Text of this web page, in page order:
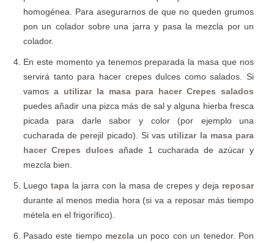
homogénea. Para asegurarnos de que no queden grumos
pon un colador sobre una jarra y pasa la mezcla por un
colador.
En este momento ya tenemos preparada la masa que nos
servirá tanto para hacer crepes dulces como salados. Si
vamos a utilizar la masa para hacer Crepes salados
puedes añadir una pizca más de sal y alguna hierba fresca
picada para darle sabor y color (por ejemplo una
cucharada de perejil picado). Si vas utilizar la masa para
hacer Crepes dulces añade 1 cucharada de azúcar y
mezcla bien.
Luego tapala jarra con la masa de crepes y deja reposar
durante al menos media hora (si va a reposar más tiempo
métela en el frigorífico).
Pasado este tiempo mezcla un poco con un tenedor. Pon